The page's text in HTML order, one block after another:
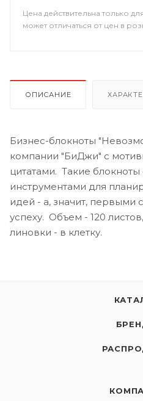
Цена действительна только
может отличаться от цен в
ОПИСАНИЕ
Бизнес-блокноты
компании "БиДжи" с
цитатами. Такие
инструментами для
идей - а, значит, первыми
успеху. Объем - 120
линовки - в клетку.